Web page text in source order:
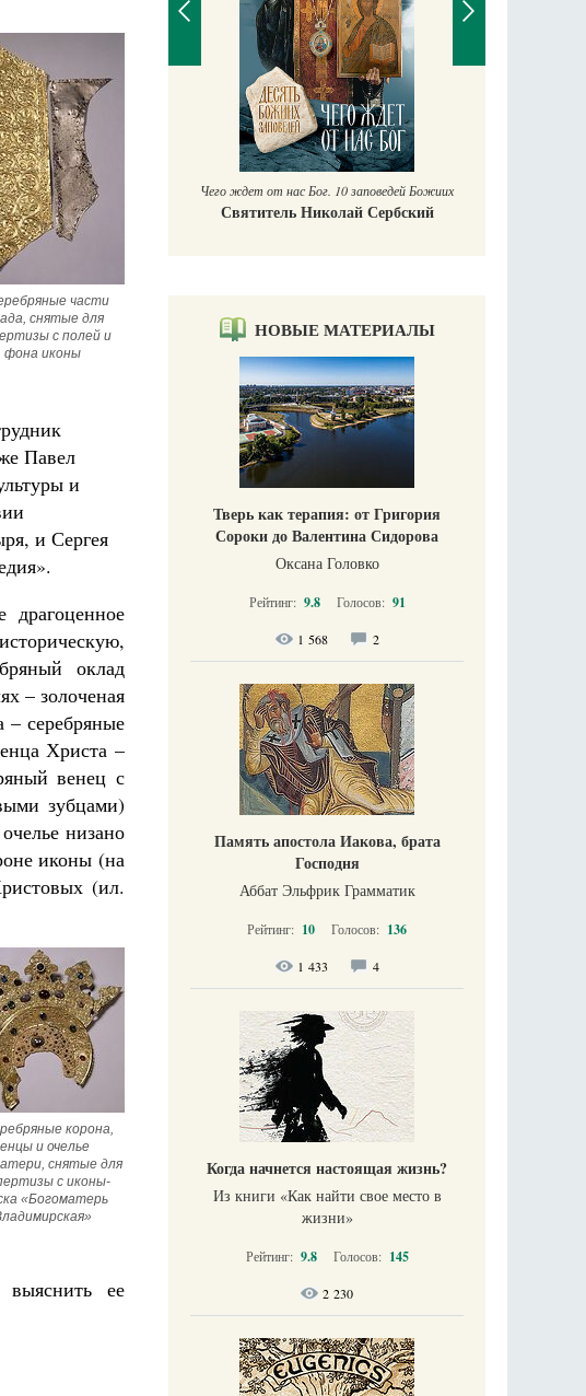
части
снятые для
с полей и
фона иконы
Павел
и
и Сергея
драгоценное
оклад
– золоченая
серебряные
Христа –
венец с
зубцами)
низано
иконы (на
(ил.
корона,
и очелье
снятые для
с иконы-
«Богоматерь
ее
нас Бог. 10 заповедей Божиих
Николай Сербский
НОВЫЕ МАТЕРИАЛЫ
Тверь как терапия: от Григория
Сороки до Валентина Сидорова
Оксана Головко
Рейтинг: 9.8 Голосов: 91
1 568 2
Память апостола Иакова, брата
Господня
Аббат Эльфрик Грамматик
Рейтинг: 10 Голосов: 136
1 433 4
Когда начнется настоящая жизнь?
Из книги «Как найти свое место в
жизни​»
Рейтинг: 9.8 Голосов: 145
2 230